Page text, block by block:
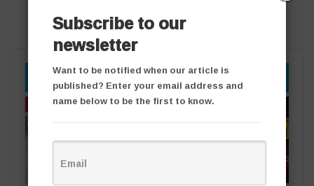
YOU MIGHT ALSO LIKE
తాజా వార్తలు తాజా వార్తలు
Subscribe to our
newsletter
Want to be notified when our article is
published? Enter your email address and
name below to be the first to know.